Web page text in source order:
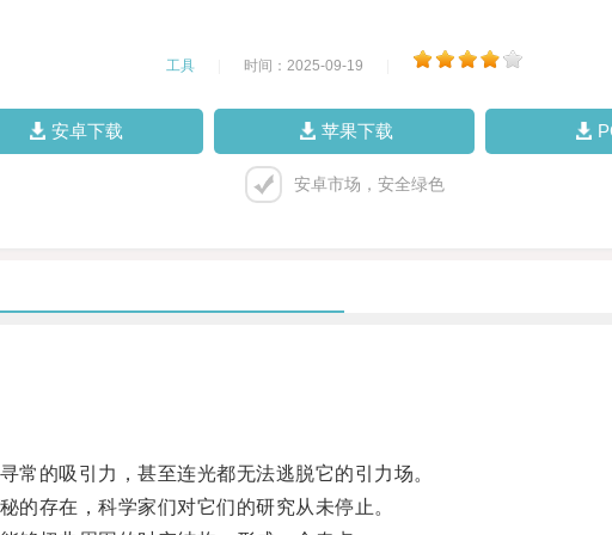
工具 时间：2025-09-19
安卓下载 苹果下载
安卓市场，安全绿色
的吸引力，甚至连光都无法逃脱它的引力场。
存在，科学家们对它们的研究从未停止。